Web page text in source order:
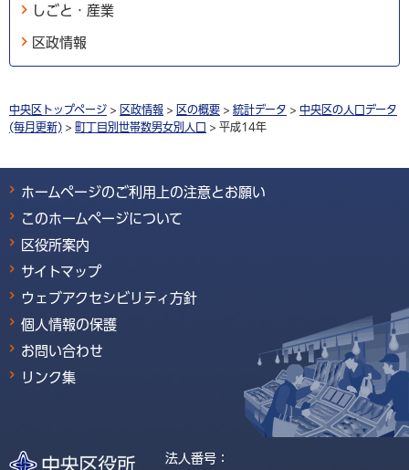
しごと・産業
区政情報
中央区トップページ > 区政情報 > 区の概要 > 統計データ > 中央区の人口データ
(毎月更新) > 町丁目別世帯数男女別人口 > 平成14年
ホームページのご利用上の注意とお願い
このホームページについて
区役所案内
サイトマップ
ウェブアクセシビリティ方針
個人情報の保護
お問い合わせ
リンク集
法人番号：